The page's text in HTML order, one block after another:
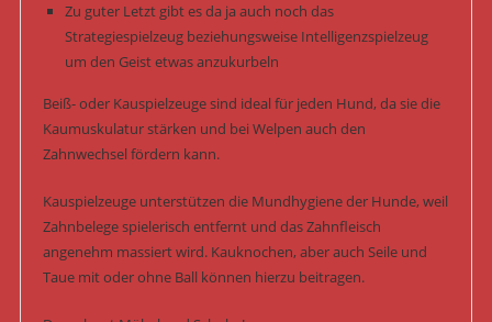
Zu guter Letzt gibt es da ja auch noch das
Strategiespielzeug beziehungsweise Intelligenzspielzeug
um den Geist etwas anzukurbeln
Beiß- oder Kauspielzeuge sind ideal für jeden Hund, da sie die
Kaumuskulatur stärken und bei Welpen auch den
Zahnwechsel fördern kann.
Kauspielzeuge unterstützen die Mundhygiene der Hunde, weil
Zahnbelege spielerisch entfernt und das Zahnfleisch
angenehm massiert wird. Kauknochen, aber auch Seile und
Taue mit oder ohne Ball können hierzu beitragen.